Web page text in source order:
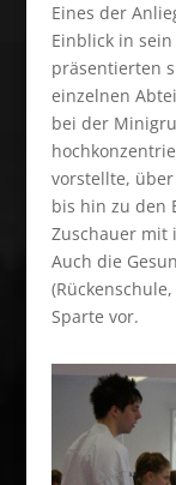
Eines der
Einblick in
präsentierten
einzelnen
bei der
vorstellte,
bis hin zu den
Zuschauer mit
Auch die
Sparte vor.